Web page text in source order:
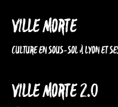
VILLE MORTE
CULTURE EN SOUS-SOL À LYON ET
VILLE MORTE 2.0